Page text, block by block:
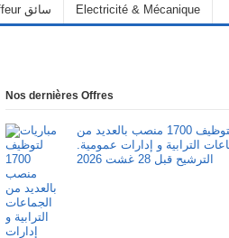
Chauffeur سائق Electricité & Mécanique
Nos dernières Offres
مباريات لتوظيف 1700 منصب بالعديد من
الترابية و إدارات عمومية.
الترشيح قبل 28 غشت 2026